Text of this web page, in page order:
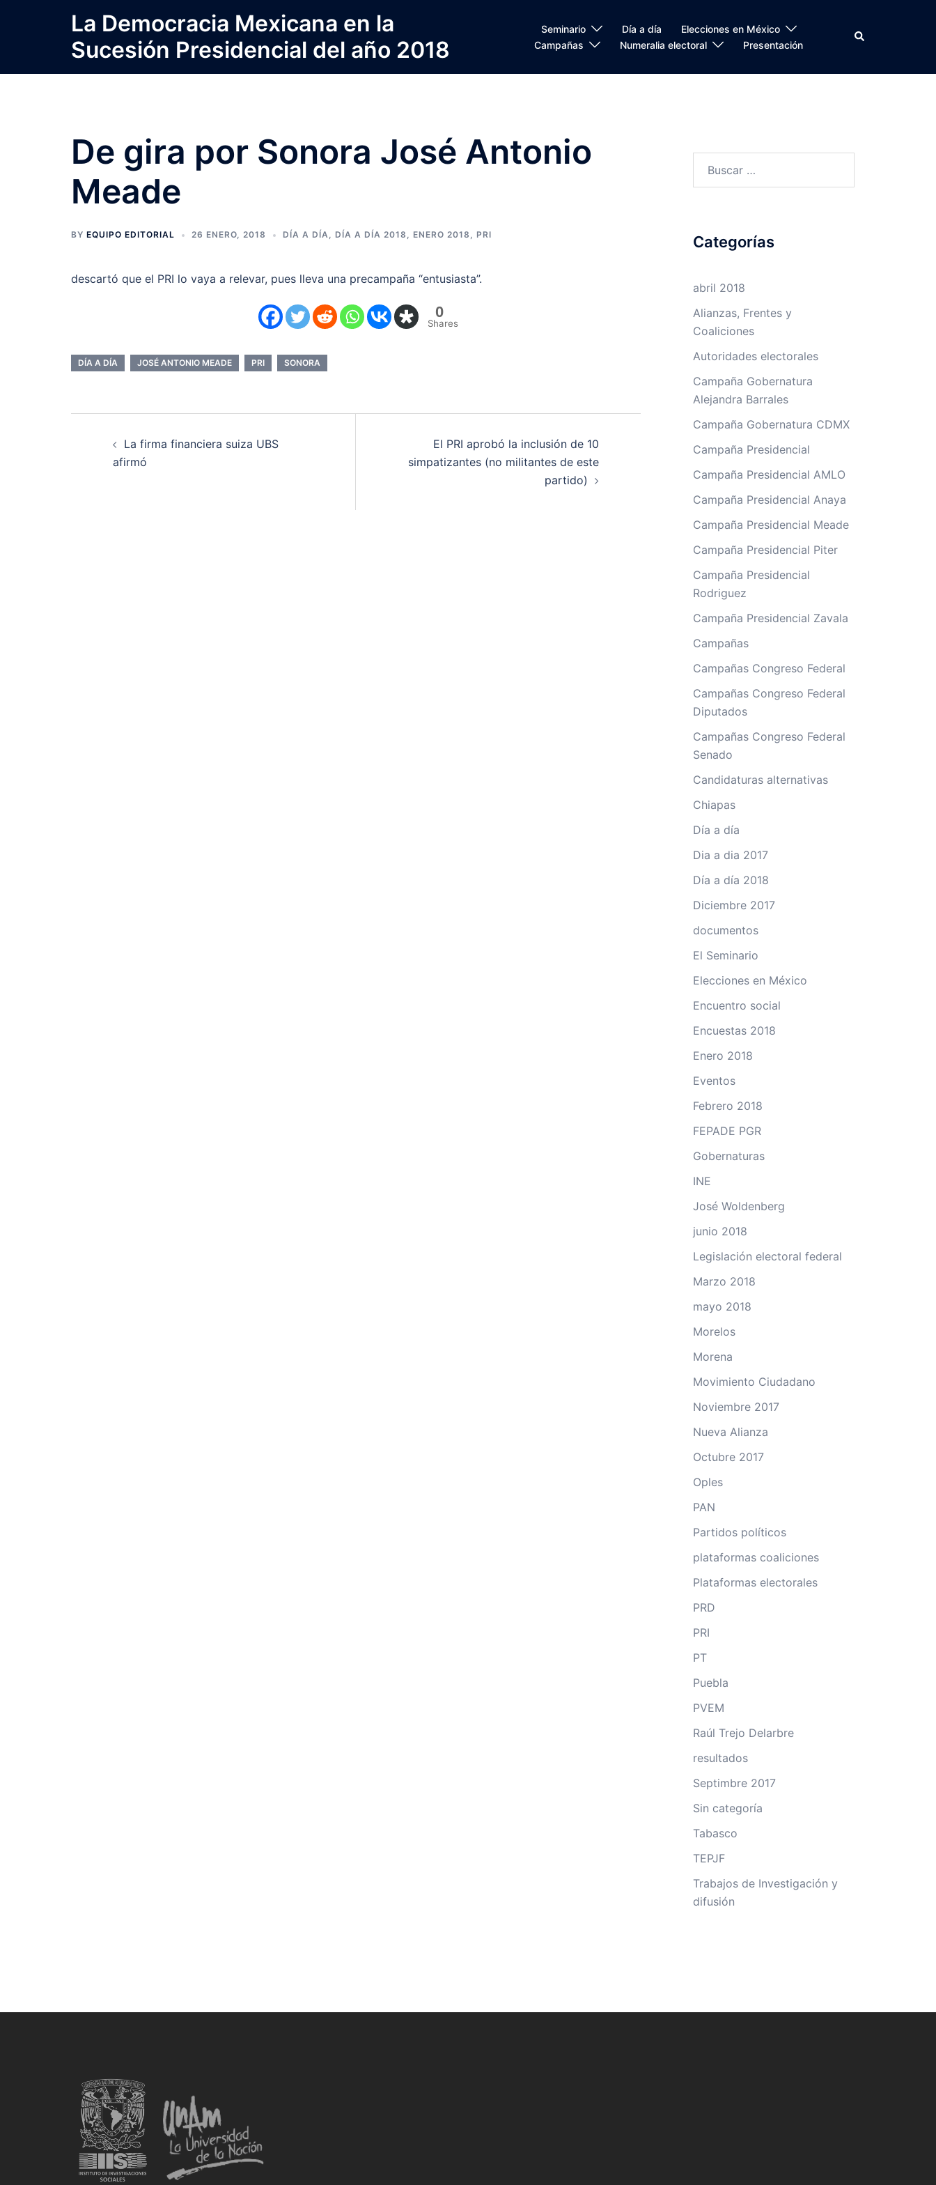
La Democracia Mexicana en la
Sucesión Presidencial del año 2018
Seminario Día a día
Elecciones en México
Campañas
Numeralia electoral Presentación
Search
De gira por Sonora José Antonio
Meade
BY EQUIPO EDITORIAL 26 ENERO, 2018 DÍA A DÍA, DÍA A DÍA 2018 , ENERO 2018 , PRI
descartó que el PRI lo vaya a relevar, pues lleva una precampaña “entusiasta”.
0
Shares
DÍA A DÍA JOSÉ ANTONIO MEADE PRI SONORA
Navegación
La firma financiera suiza UBS
afirmó
El PRI aprobó la inclusión de 10
simpatizantes (no militantes de este
partido)
Categorías
abril 2018
Alianzas, Frentes y
Coaliciones
Autoridades electorales
Campaña Gobernatura
Alejandra Barrales
Campaña Gobernatura CDMX
Campaña Presidencial
Campaña Presidencial AMLO
Campaña Presidencial Anaya
Campaña Presidencial Meade
Campaña Presidencial Piter
Campaña Presidencial
Rodriguez
Campaña Presidencial Zavala
Campañas
Campañas Congreso Federal
Campañas Congreso Federal
Diputados
Campañas Congreso Federal
Senado
Candidaturas alternativas
Chiapas
Día a día
Dia a dia 2017
Día a día 2018
Diciembre 2017
documentos
El Seminario
Elecciones en México
Encuentro social
Encuestas 2018
Enero 2018
Eventos
Febrero 2018
FEPADE PGR
Gobernaturas
INE
José Woldenberg
junio 2018
Legislación electoral federal
Marzo 2018
mayo 2018
Morelos
Morena
Movimiento Ciudadano
Noviembre 2017
Nueva Alianza
Octubre 2017
Oples
PAN
Partidos políticos
plataformas coaliciones
Plataformas electorales
PRD
PRI
PT
Puebla
PVEM
Raúl Trejo Delarbre
resultados
Septimbre 2017
Sin categoría
Tabasco
TEPJF
Trabajos de Investigación y
difusión